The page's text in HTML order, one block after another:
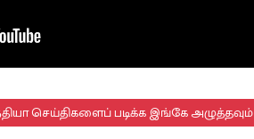
செய்திகளைப் படிக்க இங்கே அழுத்தவும்